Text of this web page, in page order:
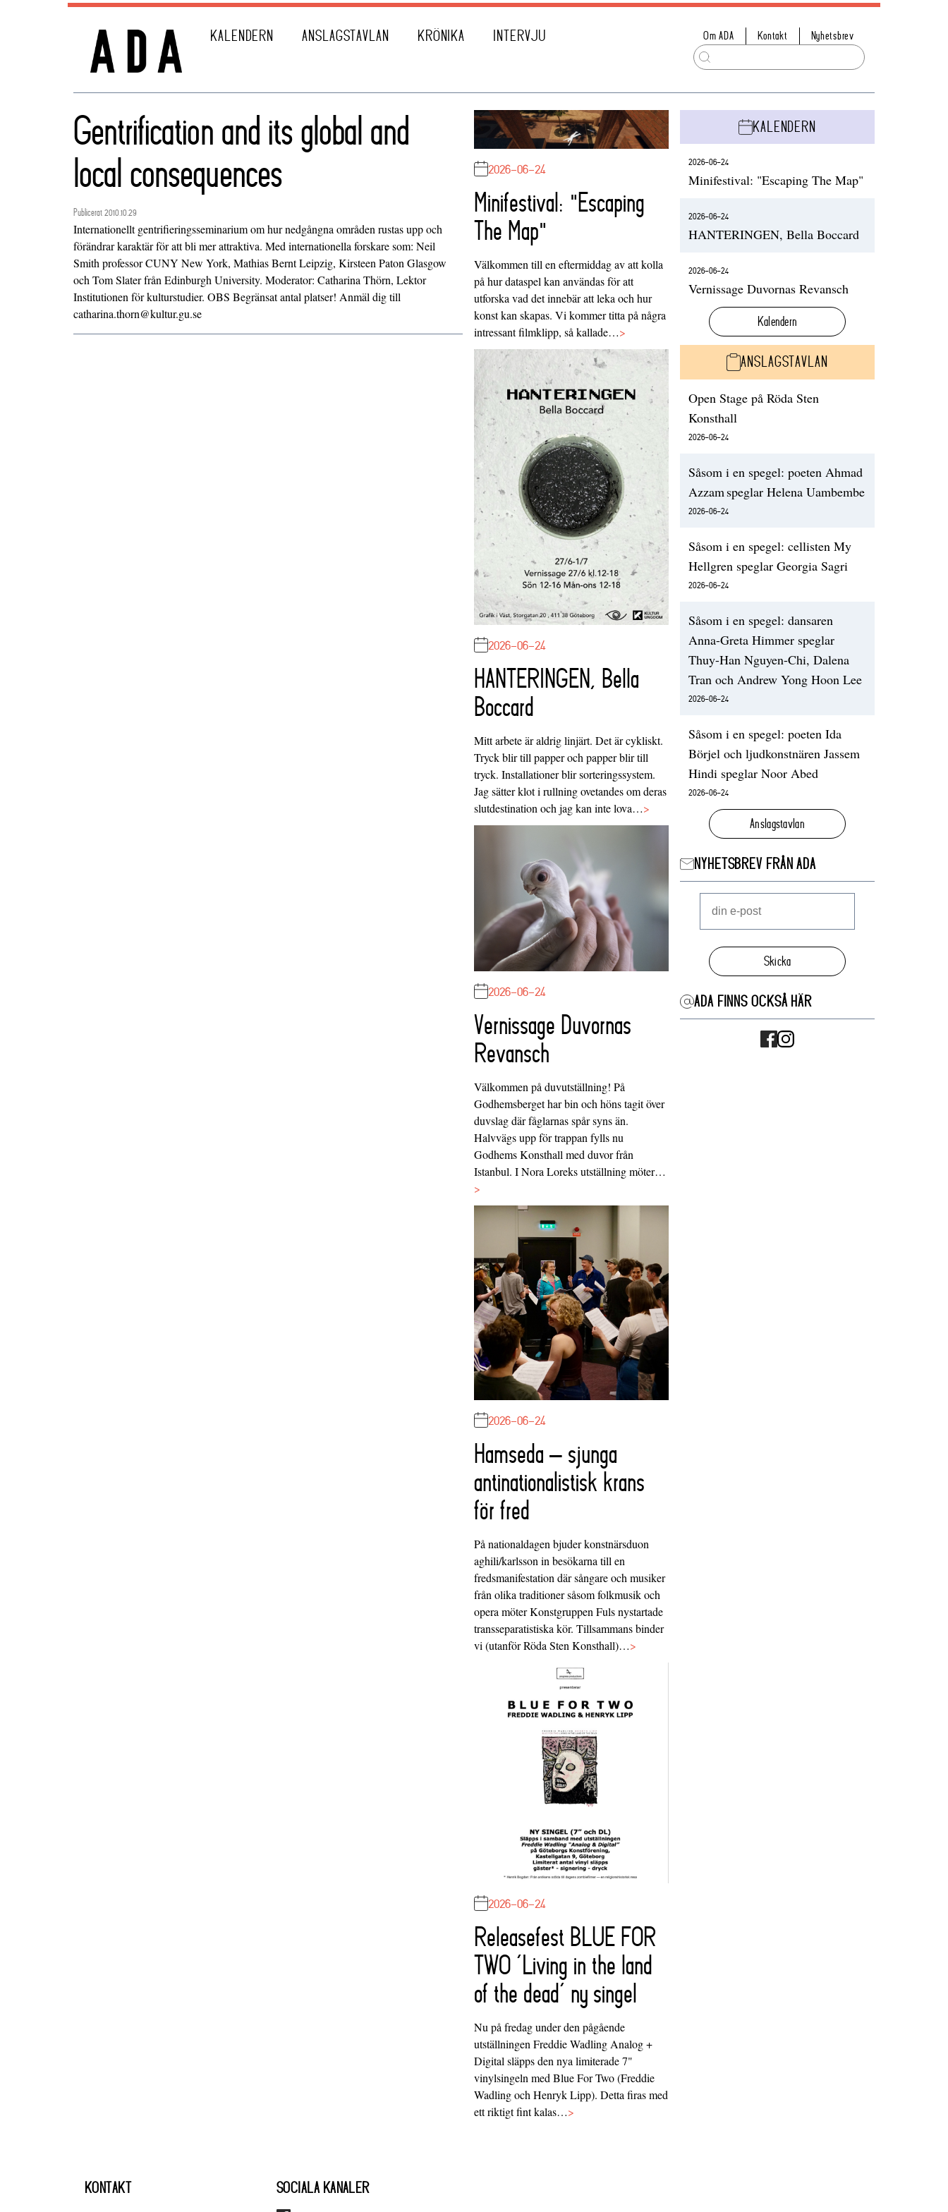
KALENDERN ANSLAGSTAVLAN KRÖNIKA INTERVJU Om ADA Kontakt Nyhetsbrev
Gentrification and its global and
local consequences
Publicerat 2010.10.29
Internationellt gentrifieringsseminarium om hur nedgångna områden rustas upp och
förändrar karaktär för att bli mer attraktiva. Med internationella forskare som: Neil
Smith professor CUNY New York, Mathias Bernt Leipzig, Kirsteen Paton Glasgow
och Tom Slater från Edinburgh University. Moderator: Catharina Thörn, Lektor
Institutionen för kulturstudier. OBS Begränsat antal platser! Anmäl dig till
catharina.thorn@kultur.gu.se
2026-06-24
Minifestival: "Escaping
The Map"
Välkommen till en eftermiddag av att kolla
på hur dataspel kan användas för att
utforska vad det innebär att leka och hur
konst kan skapas. Vi kommer titta på några
intressant filmklipp, så kallade…>
2026-06-24
HANTERINGEN, Bella
Boccard
Mitt arbete är aldrig linjärt. Det är cykliskt.
Tryck blir till papper och papper blir till
tryck. Installationer blir sorteringssystem.
Jag sätter klot i rullning ovetandes om deras
slutdestination och jag kan inte lova…>
2026-06-24
Vernissage Duvornas
Revansch
Välkommen på duvutställning! På
Godhemsberget har bin och höns tagit över
duvslag där fåglarnas spår syns än.
Halvvägs upp för trappan fylls nu
Godhems Konsthall med duvor från
Istanbul. I Nora Loreks utställning möter…
>
2026-06-24
Hamseda – sjunga
antinationalistisk krans
för fred
På nationaldagen bjuder konstnärsduon
aghili/karlsson in besökarna till en
fredsmanifestation där sångare och musiker
från olika traditioner såsom folkmusik och
opera möter Konstgruppen Fuls nystartade
transseparatistiska kör. Tillsammans binder
vi (utanför Röda Sten Konsthall)…>
2026-06-24
Releasefest BLUE FOR
TWO ‘Living in the land
of the dead’ ny singel
Nu på fredag under den pågående
utställningen Freddie Wadling Analog +
Digital släpps den nya limiterade 7"
vinylsingeln med Blue For Two (Freddie
Wadling och Henryk Lipp). Detta firas med
ett riktigt fint kalas…>
KALENDERN
2026-06-24
Minifestival: "Escaping The Map"
2026-06-24
HANTERINGEN, Bella Boccard
2026-06-24
Vernissage Duvornas Revansch
Kalendern
ANSLAGSTAVLAN
Open Stage på Röda Sten
Konsthall
2026-06-24
Såsom i en spegel: poeten Ahmad
Azzam speglar Helena Uambembe
2026-06-24
Såsom i en spegel: cellisten My
Hellgren speglar Georgia Sagri
2026-06-24
Såsom i en spegel: dansaren
Anna-Greta Himmer speglar
Thuy-Han Nguyen-Chi, Dalena
Tran och Andrew Yong Hoon Lee
2026-06-24
Såsom i en spegel: poeten Ida
Börjel och ljudkonstnären Jassem
Hindi speglar Noor Abed
2026-06-24
Anslagstavlan
NYHETSBREV FRÅN ADA
Skicka
ADA FINNS OCKSÅ HÄR
KONTAKT SOCIALA KANALER